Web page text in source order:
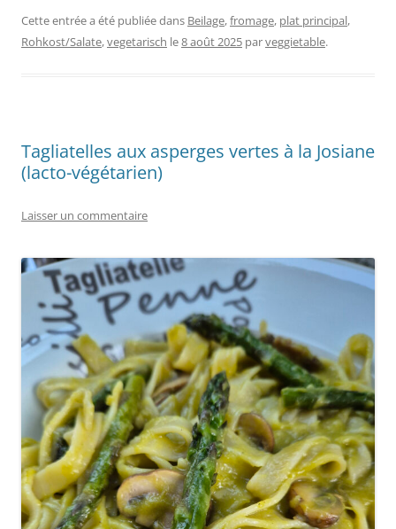
Cette entrée a été publiée dans Beilage,fromage, plat principal,
Rohkost/Salate,vegetarisch le8 août 2025 parveggietable.
Tagliatelles aux asperges vertes à la Josiane
(lacto-végétarien)
Laisser un commentaire